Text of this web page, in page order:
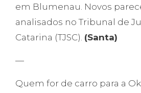
em Blumenau. Novos
analisados no Tribunal de
Catarina (TJSC). (Santa)
—
Quem for de carro para a